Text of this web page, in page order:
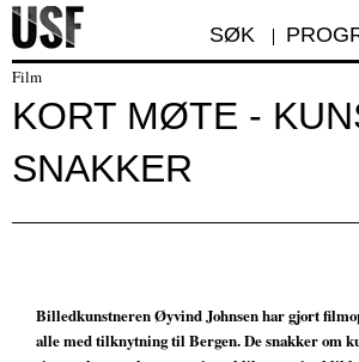
SØK
Film
KORT MØTE -
SNAKKER
Billedkunstneren Øyvind Johnsen har gjort
alle med tilknytning til Bergen. De snakker om